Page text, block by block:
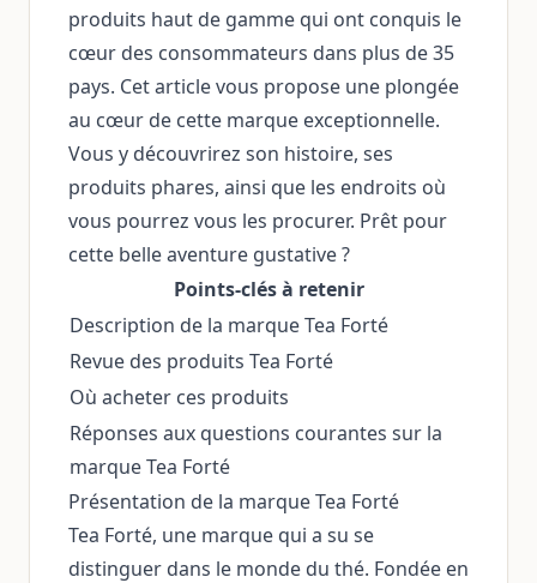
produits haut de gamme qui ont conquis le
cœur des consommateurs dans plus de 35
pays. Cet article vous propose une plongée
au cœur de cette marque exceptionnelle.
Vous y découvrirez son histoire, ses
produits phares, ainsi que les endroits où
vous pourrez vous les procurer. Prêt pour
cette belle aventure gustative ?
Points-clés à retenir
Description de la marque Tea Forté
Revue des produits Tea Forté
Où acheter ces produits
Réponses aux questions courantes sur la
marque Tea Forté
Présentation de la marque Tea Forté
Tea Forté, une marque qui a su se
distinguer dans le monde du thé. Fondée en